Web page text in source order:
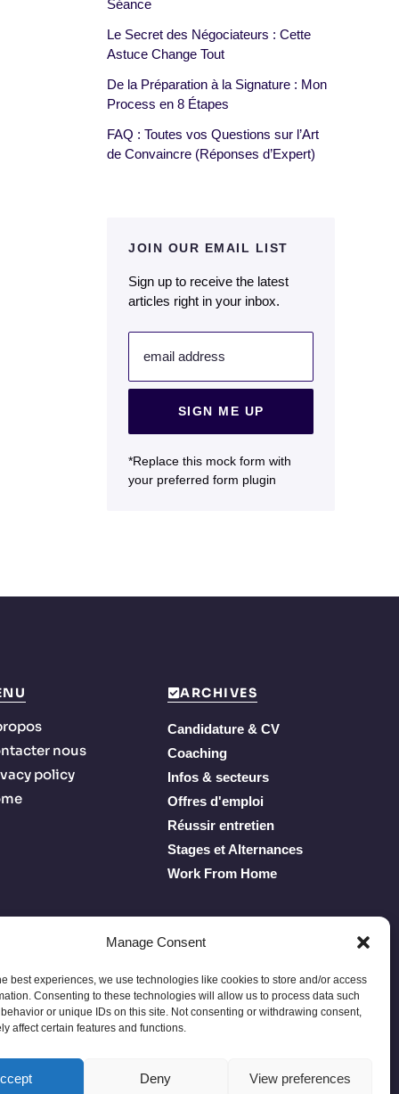
Manage Consent
best experiences, we use technologies like cookies to store and/or access
Consenting to these technologies will allow us to process data such
or unique IDs on this site. Not consenting or withdrawing consent,
affect certain features and functions.
Deny View preferences
Séance
Le Secret des Négociateurs : Cette
Astuce Change Tout
De la Préparation à la Signature : Mon
Process en 8 Étapes
FAQ : Toutes vos Questions sur l’Art
de Convaincre (Réponses d’Expert)
JOIN OUR EMAIL LIST
Sign up to receive the latest
articles right in your inbox.
email address
SIGN ME UP
*Replace this mock form with
your preferred form plugin
nous
policy
ARCHIVES
Candidature & CV
Coaching
Infos & secteurs
Offres d'emploi
Réussir entretien
Stages et Alternances
Work From Home
Privacy PolicyTerms of Service